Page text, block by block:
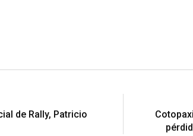
de Rally, Patricio